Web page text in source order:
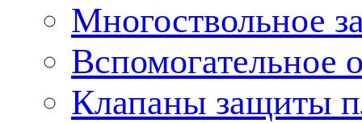
Многоствольное
Вспомогательное
Клапаны защиты